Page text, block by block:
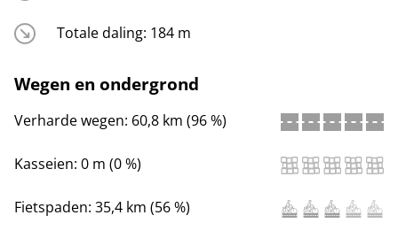
Totale daling: 184 m
Wegen en ondergrond
Verharde wegen: 60,8 km (96 %)
Kasseien: 0 m (0 %)
Fietspaden: 35,4 km (56 %)